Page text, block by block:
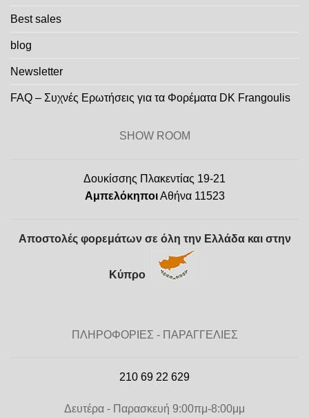
Best sales
blog
Newsletter
FAQ – Συχνές Ερωτήσεις για τα Φορέματα DK Frangoulis
SHOW ROOM
Δουκίσσης Πλακεντίας 19-21
ΑμπελόκηποιΑθήνα 11523
Αποστολές φορεμάτων σε όλη την Ελλάδα και στην
Κύπρο
ΠΛΗΡΟΦΟΡΙΕΣ - ΠΑΡΑΓΓΕΛΙΕΣ
210 69 22 629
Δευτέρα - Παρασκευή 9:00πμ-8:00μμ